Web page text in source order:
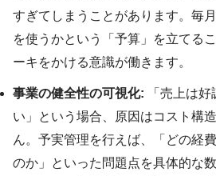
すぎてしまうことがあります。毎
を使うかという「予算」を立てる
ーキをかける意識が働きます。
事業の健全性の可視化: 「売上は
い」という場合、原因はコスト構
ん。予実管理を行えば、「どの経
のか」といった問題点を具体的な